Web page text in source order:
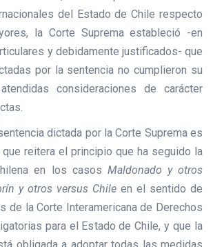
del Estado de Chile respecto
la Corte Suprema estableció -en
y debidamente justificados- que
por la sentencia no cumplieron su
consideraciones de carácter
dictada por la Corte Suprema es
que reitera el principio que ha seguido la
en los casos Maldonado y otros
y otros versus Chile en el sentido de
de la Corte Interamericana de Derechos
para el Estado de Chile, y que la